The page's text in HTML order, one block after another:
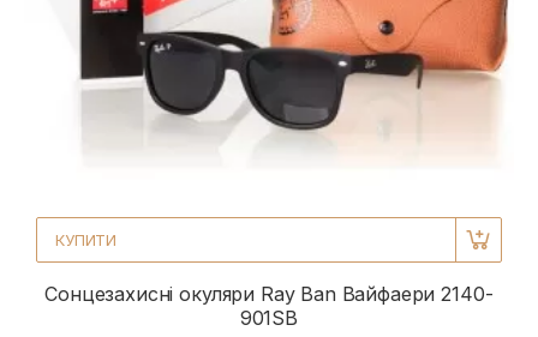
КУПИТИ
Сонцезахисні окуляри Ray Ban Вайфаери 2140-
901SB